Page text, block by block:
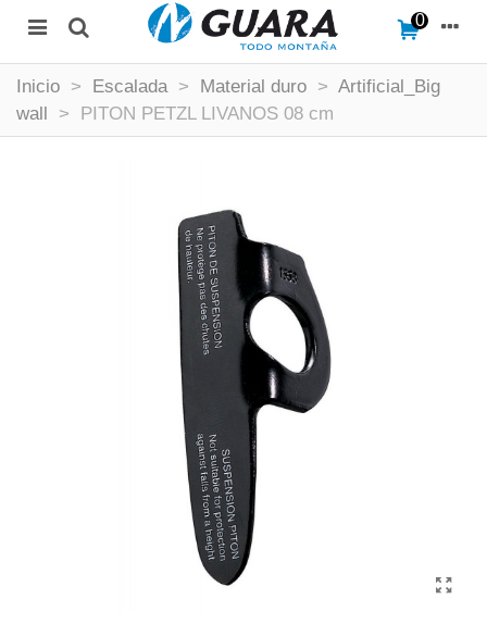
0
Inicio > Escalada > Material duro > Artificial_Big
wall
> PITON PETZL LIVANOS 08 cm